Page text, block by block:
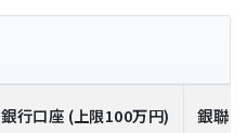
銀行口座 (上限100万円) 銀聯